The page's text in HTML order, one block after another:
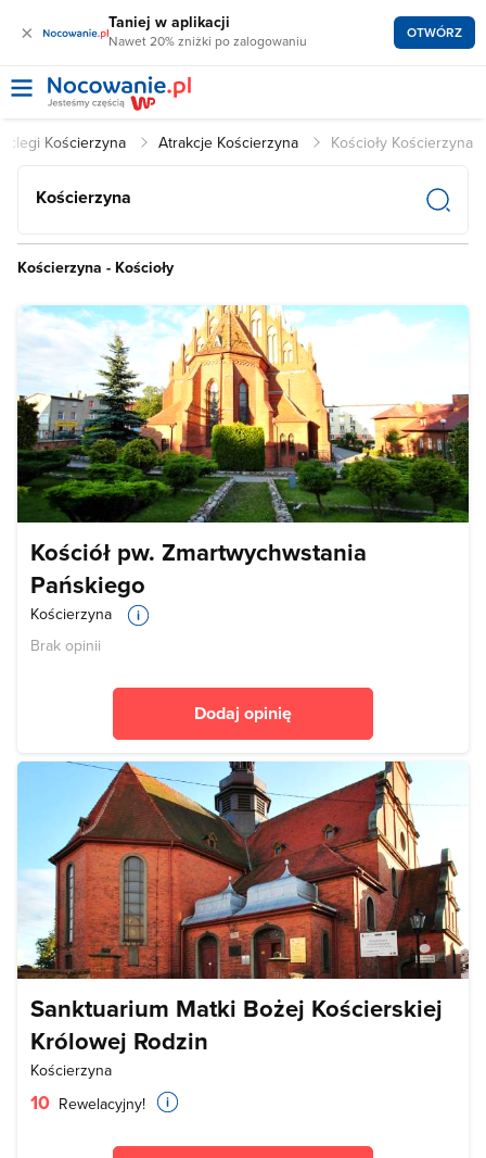
× Taniej w aplikacji
Nawet 20% zniżki po zalogowaniu OTWÓRZ
Kościerzyna Atrakcje Kościerzyna Kościoły Kościerzyna
Kościerzyna
Kościerzyna - Kościoły
Kościół pw. Zmartwychwstania
Pańskiego
Kościerzyna
Brak opinii
Dodaj opinię
Sanktuarium Matki Bożej Kościerskiej
Królowej Rodzin
Kościerzyna
10 Rewelacyjny!